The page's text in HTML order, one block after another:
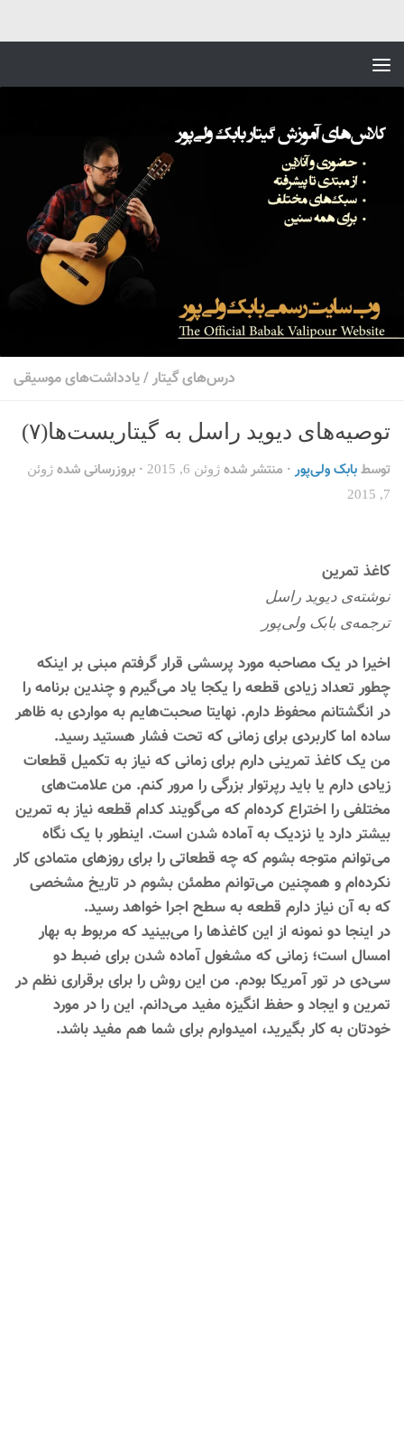
درس‌های گیتار /یادداشت‌های موسیقی
توصیه‌های دیوید راسل به گیتاریست‌ها(۷)
توسطبابک ولی‌پور · منتشر شده ژوئن 6, 2015 · بروزرسانی شده ژوئن
7, 2015
کاغذ تمرین
نوشته‌ی دیوید راسل
ترجمه‌ی بابک ولی‌پور
اخیرا در یک مصاحبه مورد پرسشی قرار گرفتم مبنی بر اینکه
چطور تعداد زیادی قطعه را یکجا یاد می‌گیرم و چندین برنامه را
در انگشتانم محفوظ دارم. نهایتا صحبت‌هایم به مواردی به ظاهر
ساده اما کاربردی برای زمانی که تحت فشار هستید رسید.
من یک کاغذ تمرینی دارم برای زمانی که نیاز به تکمیل قطعات
زیادی دارم یا باید رپرتوار بزرگی را مرور کنم. من علامت‌های
مختلفی را اختراع کرده‌ام که می‌گویند کدام قطعه نیاز به تمرین
بیشتر دارد یا نزدیک به آماده شدن است. اینطور با یک نگاه
می‌توانم متوجه بشوم که چه قطعاتی را برای روزهای متمادی کار
نکرده‌ام و همچنین می‌توانم مطمئن بشوم در تاریخ مشخصی
که به آن نیاز دارم قطعه به سطح اجرا خواهد رسید.
در اینجا دو نمونه از این کاغذها را می‌بینید که مربوط به بهار
امسال است؛ زمانی که مشغول آماده شدن برای ضبط دو
سی‌دی در تور آمریکا بودم. من این روش را برای برقراری نظم در
تمرین و ایجاد و حفظ انگیزه مفید می‌دانم. این را در مورد
خودتان به کار بگیرید، امیدوارم برای شما هم مفید باشد.